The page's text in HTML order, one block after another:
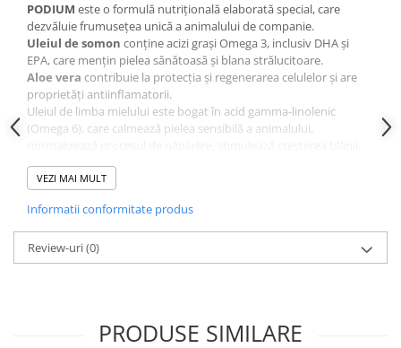
PODIUM este o formulă nutrițională elaborată special, care
dezvăluie frumusețea unică a animalului de companie.
Uleiul de somon conține acizi grași Omega 3, inclusiv DHA și
EPA, care menţin pielea sănătoasă și blana strălucitoare.
Aloe vera contribuie la protecția și regenerarea celulelor și are
proprietăți antiinflamatorii.
Uleiul de limba mielului este bogat în acid gamma-linolenic
(Omega 6), care calmează pielea sensibilă a animalului,
Conține biluțe exclusive
delicat tartrul dentar atunci când patrupedul mestecă fiecare
Prebioticele MOS și FOS ' mențin un echilibru optim al microflorei
intestinale.
VEZI MAI MULT
Informatii conformitate produs
Review-uri(0)
PRODUSE SIMILARE